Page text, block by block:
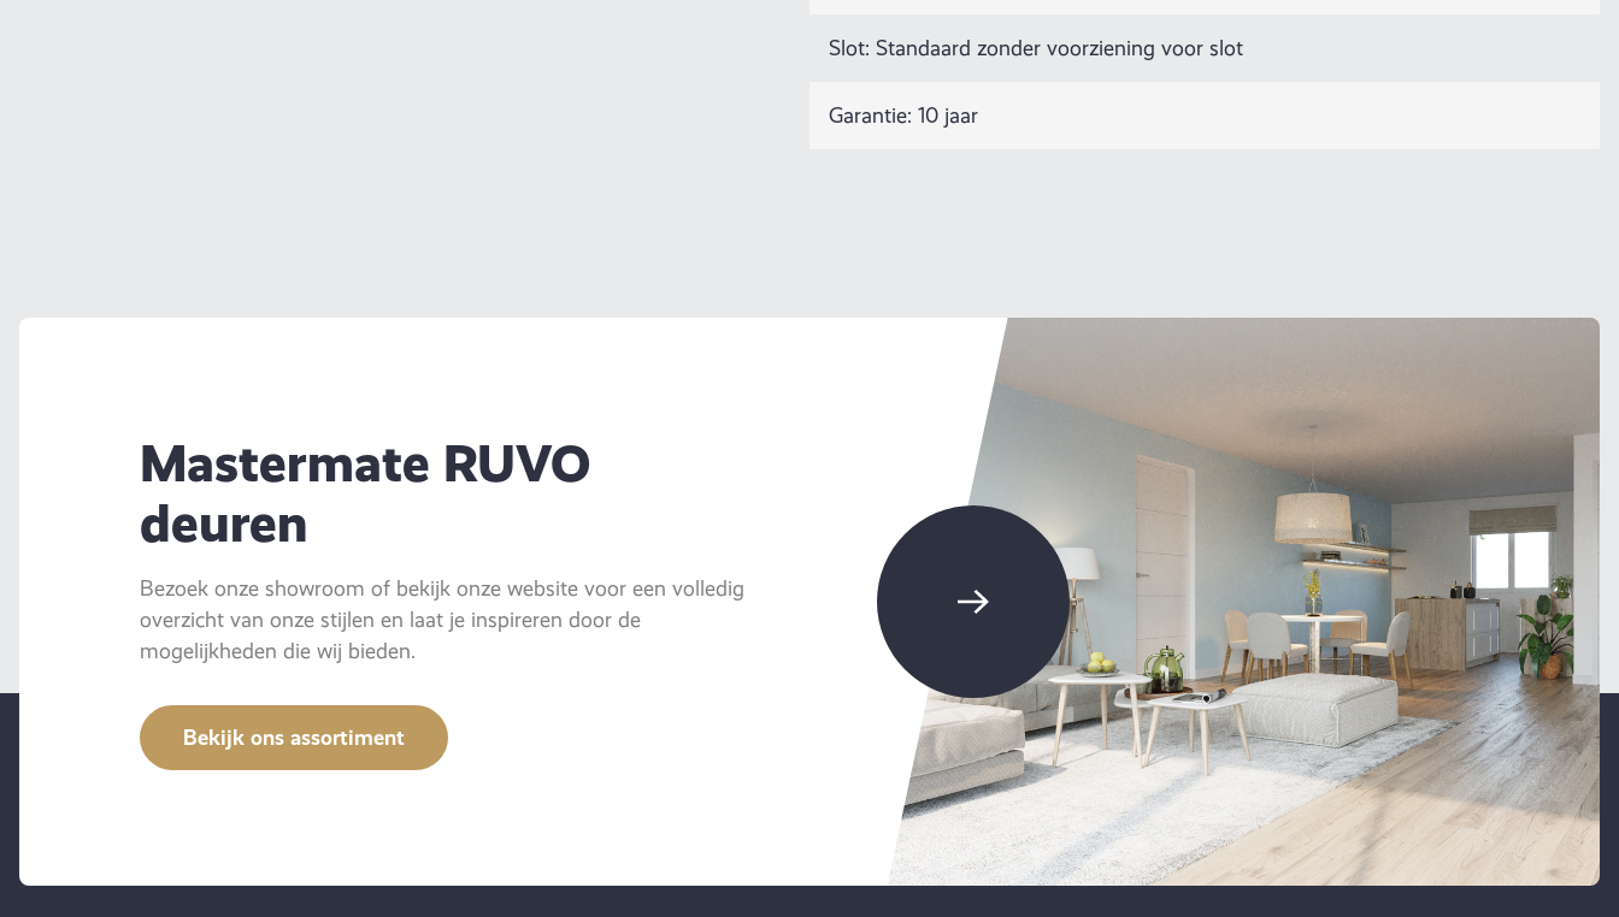
Slot: Standaard zonder voorziening voor slot
Garantie: 10 jaar
Mastermate RUVO
deuren
Bezoek onze showroom of bekijk onze website voor een volledig
overzicht van onze stijlen en laat je inspireren door de
mogelijkheden die wij bieden.
Bekijk ons assortiment